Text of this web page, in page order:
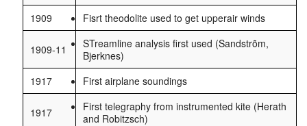
1909
Fisrt theodolite used to get upperair winds
1909-11
STreamline analysis first used (Sandstrõm,
Bjerknes)
1917
First airplane soundings
1917
First telegraphy from instrumented kite (Herath
and Robitzsch)